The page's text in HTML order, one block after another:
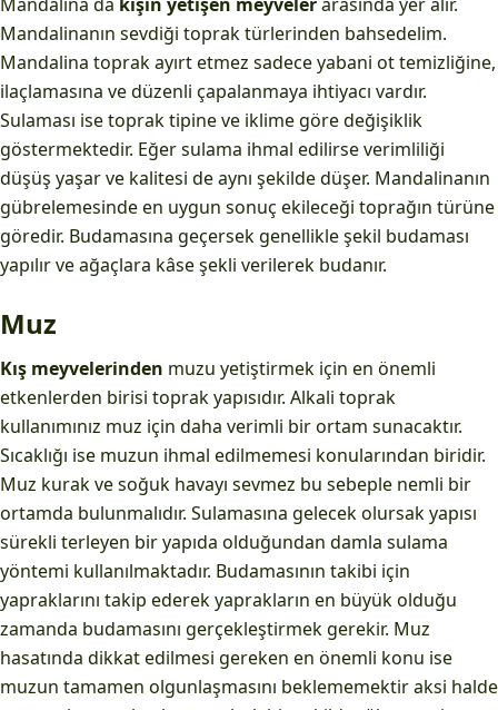
Mandalinanın sevdiği toprak türlerinden bahsedelim.
Mandalina toprak ayırt etmez sadece yabani ot temizliğine,
ilaçlamasına ve düzenli çapalanmaya ihtiyacı vardır.
Sulaması ise toprak tipine ve iklime göre değişiklik
göstermektedir. Eğer sulama ihmal edilirse verimliliği
düşüş yaşar ve kalitesi de aynı şekilde düşer. Mandalinanın
gübrelemesinde en uygun sonuç ekileceği toprağın türüne
göredir. Budamasına geçersek genellikle şekil budaması
yapılır ve ağaçlara kâse şekli verilerek budanır.
Muz
Kış meyvelerinden muzu yetiştirmek için en önemli
etkenlerden birisi toprak yapısıdır. Alkali toprak
kullanımınız muz için daha verimli bir ortam sunacaktır.
Sıcaklığı ise muzun ihmal edilmemesi konularından biridir.
Muz kurak ve soğuk havayı sevmez bu sebeple nemli bir
ortamda bulunmalıdır. Sulamasına gelecek olursak yapısı
sürekli terleyen bir yapıda olduğundan damla sulama
yöntemi kullanılmaktadır. Budamasının takibi için
yapraklarını takip ederek yaprakların en büyük olduğu
zamanda budamasını gerçekleştirmek gerekir. Muz
hasatında dikkat edilmesi gereken en önemli konu ise
muzun tamamen olgunlaşmasını beklememektir aksi halde